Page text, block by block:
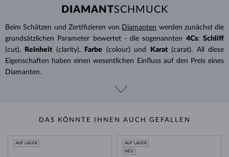
DIAMANTSCHMUCK
Beim Schätzen und Zertifizieren von Diamanten werden zunächst die
grundsätzlichen Parameter bewertet - die sogenannten 4Cs: Schliff
(cut),
Reinheit (clarity), Farbe (colour) und Karat (carat). All diese
Eigenschaften haben einen wesentlichen Einfluss auf den Preis eines
Diamanten.
DAS KÖNNTE IHNEN AUCH GEFALLEN
AUF LAGER
AUF LAGER
NEU